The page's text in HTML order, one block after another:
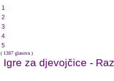
1
2
3
4
5
( 1387 glasova )
Igre za djevojčice -